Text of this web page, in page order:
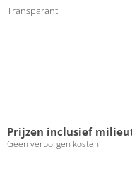
Transparant
Prijzen inclusief
Geen verborgen kosten